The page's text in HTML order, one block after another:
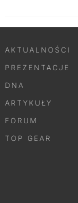
AKTUALNOŚCI
PREZENTACJE
DNA
ARTYKUŁY
FORUM
TOP GEAR